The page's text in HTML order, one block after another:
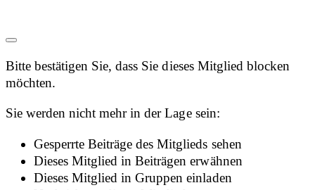
Bitte bestätigen Sie, dass Sie dieses Mitglied blocken
möchten.
Sie werden nicht mehr in der Lage sein:
Gesperrte Beiträge des Mitglieds sehen
Dieses Mitglied in Beiträgen erwähnen
Dieses Mitglied in Gruppen einladen